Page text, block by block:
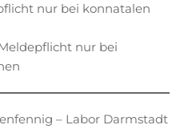
nur bei konnatalen
nur bei
– Labor Darmstadt